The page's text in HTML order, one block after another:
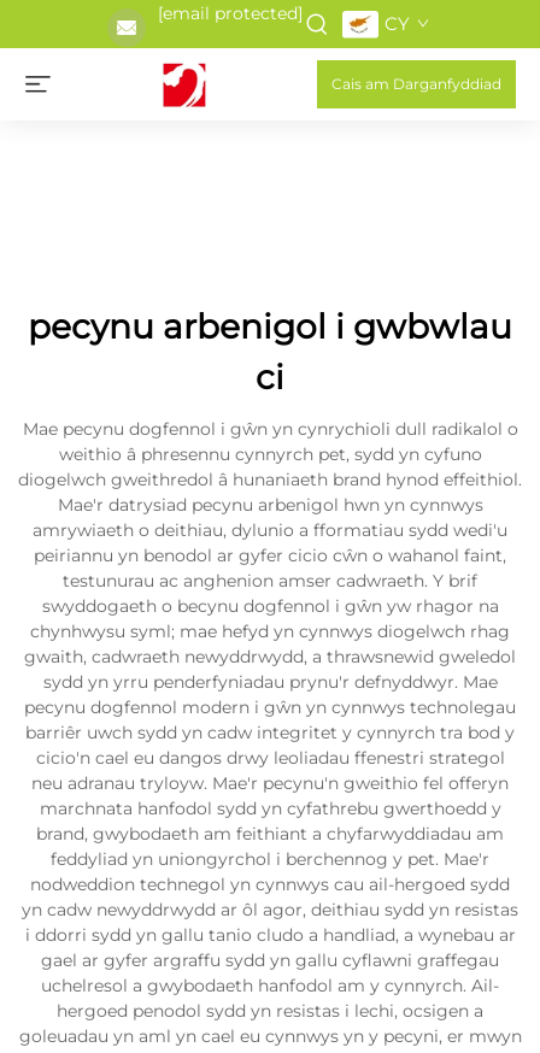
[email protected] CY
Cais am Darganfyddiad
pecynu arbenigol i gwbwlau
ci
Mae pecynu dogfennol i gŵn yn cynrychioli dull radikalol o
weithio â phresennu cynnyrch pet, sydd yn cyfuno
diogelwch gweithredol â hunaniaeth brand hynod effeithiol.
Mae'r datrysiad pecynu arbenigol hwn yn cynnwys
amrywiaeth o deithiau, dylunio a fformatiau sydd wedi'u
peiriannu yn benodol ar gyfer cicio cŵn o wahanol faint,
testunurau ac anghenion amser cadwraeth. Y brif
swyddogaeth o becynu dogfennol i gŵn yw rhagor na
chynhwysu syml; mae hefyd yn cynnwys diogelwch rhag
gwaith, cadwraeth newyddrwydd, a thrawsnewid gweledol
sydd yn yrru penderfyniadau prynu'r defnyddwyr. Mae
pecynu dogfennol modern i gŵn yn cynnwys technolegau
barriêr uwch sydd yn cadw integritet y cynnyrch tra bod y
cicio'n cael eu dangos drwy leoliadau ffenestri strategol
neu adranau tryloyw. Mae'r pecynu'n gweithio fel offeryn
marchnata hanfodol sydd yn cyfathrebu gwerthoedd y
brand, gwybodaeth am feithiant a chyfarwyddiadau am
feddyliad yn uniongyrchol i berchennog y pet. Mae'r
nodweddion technegol yn cynnwys cau ail-hergoed sydd
yn cadw newyddrwydd ar ôl agor, deithiau sydd yn resistas
i ddorri sydd yn gallu tanio cludo a handliad, a wynebau ar
gael ar gyfer argraffu sydd yn gallu cyflawni graffegau
uchelresol a gwybodaeth hanfodol am y cynnyrch. Ail-
hergoed penodol sydd yn resistas i lechi, ocsigen a
goleuadau yn aml yn cael eu cynnwys yn y pecyni, er mwyn